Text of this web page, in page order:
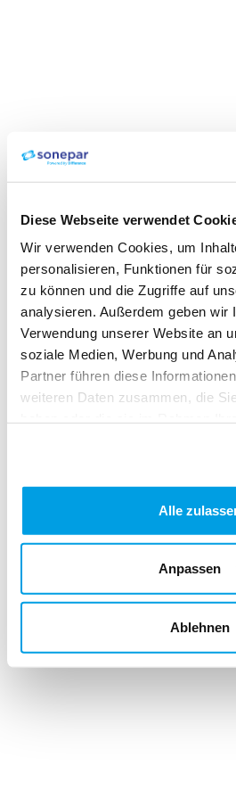
Diese Webseite verwendet
Wir verwenden Cookies, um
personalisieren, Funktionen für
zu können und die Zugriffe auf
analysieren. Außerdem geben wir
Verwendung unserer Website an
soziale Medien, Werbung und
Partner führen diese
weiteren Daten zusammen, die
Alle
Anpassen
Ablehnen